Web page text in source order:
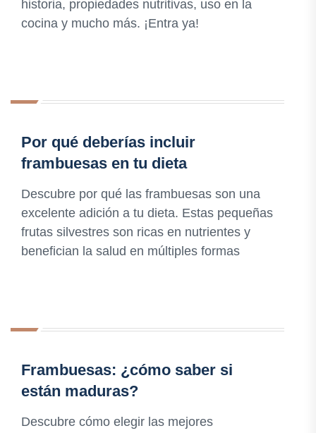
historia, propiedades nutritivas, uso en la
cocina y mucho más. ¡Entra ya!
Por qué deberías incluir
frambuesas en tu dieta
Descubre por qué las frambuesas son una
excelente adición a tu dieta. Estas pequeñas
frutas silvestres son ricas en nutrientes y
benefician la salud en múltiples formas
Frambuesas: ¿cómo saber si
están maduras?
Descubre cómo elegir las mejores